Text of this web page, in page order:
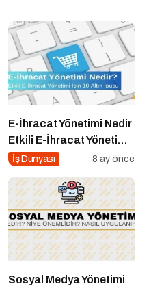
E-İhracat Yönetimi Nedir
Etkili E-İhracat Yönetimi
için 10 Altın İpucu
İş Dünyası 8 ay önce
Sosyal Medya Yönetimi